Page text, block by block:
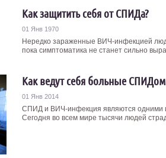
Как защитить себя от СПИДа?
01 Янв 1970
Нередко зараженные ВИЧ-инфекцией
пока симптоматика не станет сильно
Как ведут себя больные
01 Янв 2014
СПИД и ВИЧ-инфекция являются одними
Сегодня во всем мире тысячи людей